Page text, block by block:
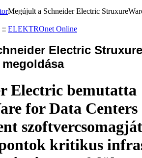
Megújult a Schneider Electric
:: ELEKTROnet Online
Electric
Electric bemutatta
for Data Centers
kritikus